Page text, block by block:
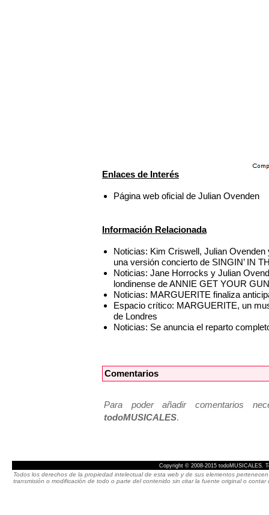
Enlaces de Interés
Página web oficial de Julian Ovenden
Información Relacionada
Noticias: Kim Criswell, Julian
una versión concierto de SINGIN’ IN
Noticias: Jane Horrocks y Julian
londinense de ANNIE GET YOUR
Noticias: MARGUERITE finaliza
Espacio crítico: MARGUERITE, un
de Londres
Noticias: Se anuncia el reparto
Comentarios
Para poder añadir comentarios
todoMUSICALES.
Copyright © 2008-2015 todoMUSICALES.
Todos los derechos de la propiedad intelectual de esta web y de sus elementos
transmisión o modificación de todo o parte del contenido sin citar la fuente original o